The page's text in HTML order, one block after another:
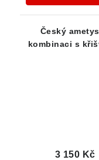
Český
kombinaci s
3 150 Kč